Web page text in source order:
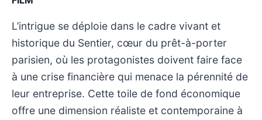
L’intrigue se déploie dans le cadre vivant et
historique du Sentier, cœur du prêt-à-porter
parisien, où les protagonistes doivent faire face
à une crise financière qui menace la pérennité de
leur entreprise. Cette toile de fond économique
offre une dimension réaliste et contemporaine à